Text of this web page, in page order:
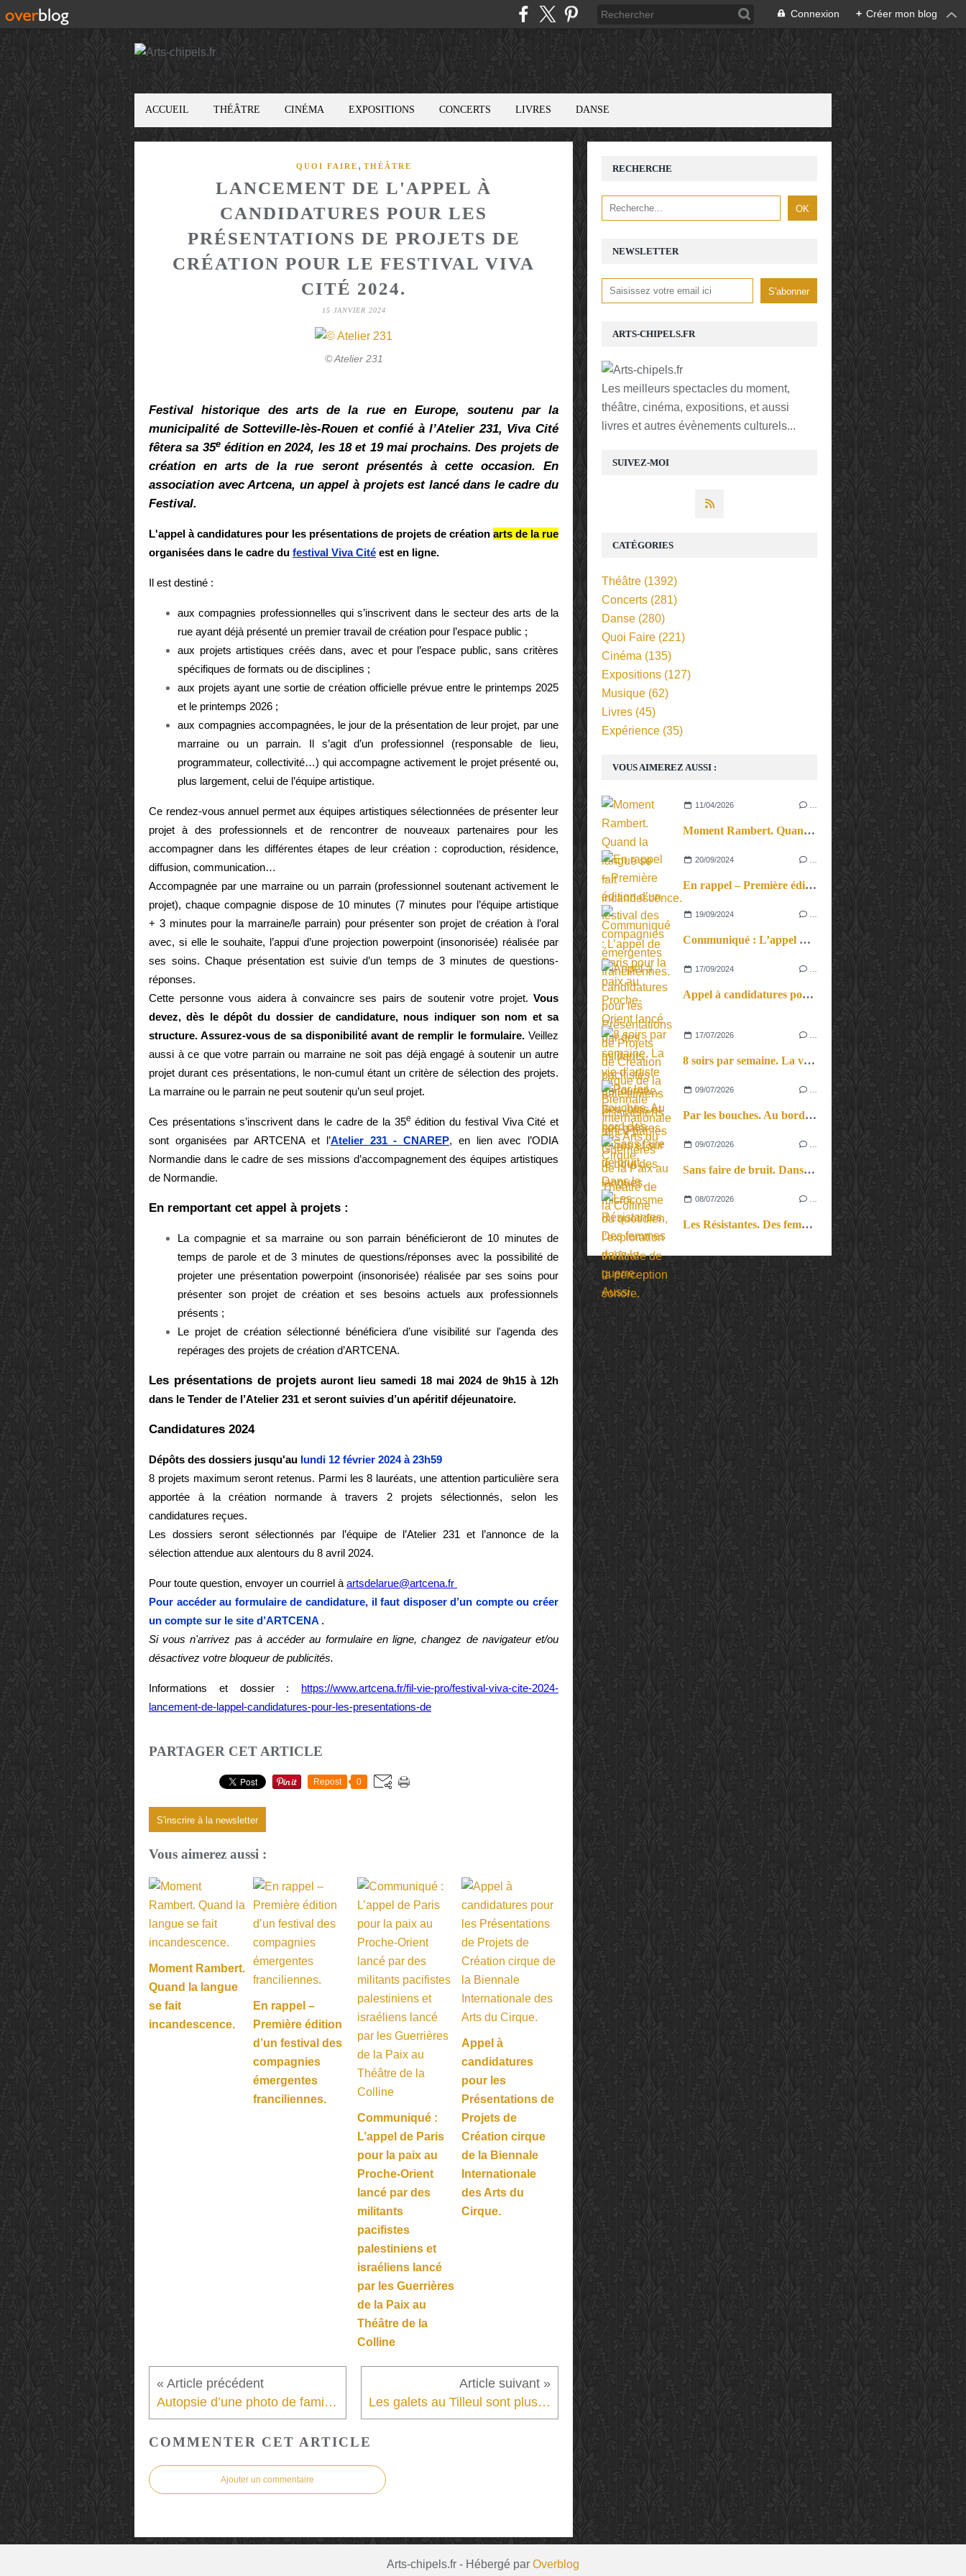
Connexion + Créer mon blog
ACCUEIL THÉÂTRE CINÉMA EXPOSITIONS CONCERTS LIVRES DANSE
QUOI FAIRE , THÉÂTRE
LANCEMENT DE L'APPEL À
CANDIDATURES POUR LES
PRÉSENTATIONS DE PROJETS DE
CRÉATION POUR LE FESTIVAL VIVA
CITÉ 2024.
15 JANVIER 2024
© Atelier 231
Festival historique des arts de la rue en Europe, soutenu par la
municipalité de Sotteville-lès-Rouen et confié à l’Atelier 231, Viva Cité
fêtera sa 35eédition en 2024, les 18 et 19 mai prochains. Des projets de
création en arts de la rue seront présentés à cette occasion. En
association avec Artcena, un appel à projets est lancé dans le cadre du
Festival.
L'appel à candidatures pour les présentations de projets de création arts de la rue
organisées dans le cadre du festival Viva Cité est en ligne.
Il est destiné :
aux compagnies professionnelles qui s’inscrivent dans le secteur des arts de la
rue ayant déjà présenté un premier travail de création pour l’espace public ;
aux projets artistiques créés dans, avec et pour l’espace public, sans critères
spécifiques de formats ou de disciplines ;
aux projets ayant une sortie de création officielle prévue entre le printemps 2025
et le printemps 2026 ;
aux compagnies accompagnées, le jour de la présentation de leur projet, par une
marraine ou un parrain. Il s’agit d’un professionnel (responsable de lieu,
programmateur, collectivité…) qui accompagne activement le projet présenté ou,
plus largement, celui de l’équipe artistique.
Ce rendez-vous annuel permet aux équipes artistiques sélectionnées de présenter leur
projet à des professionnels et de rencontrer de nouveaux partenaires pour les
accompagner dans les différentes étapes de leur création : coproduction, résidence,
diffusion, communication…
Accompagnée par une marraine ou un parrain (professionnel soutenant activement le
projet), chaque compagnie dispose de 10 minutes (7 minutes pour l’équipe artistique
+ 3 minutes pour la marraine/le parrain) pour présenter son projet de création à l’oral
avec, si elle le souhaite, l’appui d’une projection powerpoint (insonorisée) réalisée par
ses soins. Chaque présentation est suivie d’un temps de 3 minutes de questions-
réponses.
Cette personne vous aidera à convaincre ses pairs de soutenir votre projet. Vous
devez, dès le dépôt du dossier de candidature, nous indiquer son nom et sa
structure. Assurez-vous de sa disponibilité avant de remplir le formulaire.Veillez
aussi à ce que votre parrain ou marraine ne soit pas déjà engagé à soutenir un autre
projet durant ces présentations, le non-cumul étant un critère de sélection des projets.
La marraine ou le parrain ne peut soutenir qu’un seul projet.
Ces présentations s’inscrivent dans le cadre de la 35e édition du festival Viva Cité et
sont organisées par ARTCENA et l’Atelier 231 - CNAREP, en lien avec l’ODIA
Normandie dans le cadre de ses missions d’accompagnement des équipes artistiques
de Normandie.
En remportant cet appel à projets :
La compagnie et sa marraine ou son parrain bénéficieront de 10 minutes de
temps de parole et de 3 minutes de questions/réponses avec la possibilité de
projeter une présentation powerpoint (insonorisée) réalisée par ses soins pour
présenter son projet de création et ses besoins actuels aux professionnels
présents ;
Le projet de création sélectionné bénéficiera d’une visibilité sur l'agenda des
repérages des projets de création d’ARTCENA.
Les présentations de projets auront lieu samedi 18 mai 2024 de 9h15 à 12h
dans le Tender de l’Atelier 231 et seront suivies d’un apéritif déjeunatoire.
Candidatures 2024
Dépôts des dossiers jusqu'au lundi 12 février 2024 à 23h59
8 projets maximum seront retenus. Parmi les 8 lauréats, une attention particulière sera
apportée à la création normande à travers 2 projets sélectionnés, selon les
candidatures reçues.
Les dossiers seront sélectionnés par l’équipe de l’Atelier 231 et l’annonce de la
sélection attendue aux alentours du 8 avril 2024.
Pour toute question, envoyer un courriel à artsdelarue@artcena.fr
Pour accéder au formulaire de candidature, il faut disposer d’un compte ou créer
un compte sur le site d’ARTCENA .
Si vous n'arrivez pas à accéder au formulaire en ligne, changez de navigateur et/ou
désactivez votre bloqueur de publicités.
Informations et dossier : https://www.artcena.fr/fil-vie-pro/festival-viva-cite-2024-
lancement-de-lappel-candidatures-pour-les-presentations-de
PARTAGER CET ARTICLE
Repost 0
S'inscrire à la newsletter
Vous aimerez aussi :
Moment Rambert.
Quand la langue
se fait
incandescence.
En rappel –
Première édition
d’un festival des
compagnies
émergentes
franciliennes.
Communiqué :
L’appel de Paris
pour la paix au
Proche-Orient
lancé par des
militants
pacifistes
palestiniens et
israéliens lancé
par les Guerrières
de la Paix au
Théâtre de la
Colline
Appel à
candidatures
pour les
Présentations de
Projets de
Création cirque
de la Biennale
Internationale
des Arts du
Cirque.
Autopsie d’une photo de famille. Quand remonte à la surface de la conscience ce que notre passé refoulé a fait de nous. Les galets au Tilleul sont plus petits qu’au Havre – un comique de l’absurde associé à une vision critique des interactions humaines dans notre société – décapant !
COMMENTER CET ARTICLE
Ajouter un commentaire
NEWSLETTER
SUIVEZ-MOI
RECHERCHE
ARTS-CHIPELS.FR
Les meilleurs spectacles du moment,
théâtre, cinéma, expositions, et aussi
livres et autres évènements culturels...
VOUS AIMEREZ AUSSI :
11/04/2026
Moment Rambert. Quand la langue se fait incandescence.
20/09/2024
En rappel – Première édition d’un festival des compagnies émergentes franciliennes.
19/09/2024
Communiqué : L’appel de Paris pour la paix au Proche-Orient lancé par des militants pacifistes palestiniens et israéliens lancé par les Guerrières de la Paix au Théâtre de la Colline
17/09/2024
Appel à candidatures pour les Présentations de Projets de Création cirque de la Biennale Internationale des Arts du Cirque.
17/07/2026
8 soirs par semaine. La vie d’artiste en tournée. Ses joies et ses galères.
09/07/2026
Par les bouches. Au bord des lèvres et sur le bout des langues.
09/07/2026
Sans faire de bruit. Dans le microcosme du quotidien, l’exploration théâtrale de la perception sonore.
08/07/2026
Les Résistantes. Des femmes dans la guerre. Aussi.
CATÉGORIES
Théâtre (1392)
Concerts (281)
Danse (280)
Quoi Faire (221)
Cinéma (135)
Expositions (127)
Musique (62)
Livres (45)
Expérience (35)
Arts-chipels.fr - Hébergé par Overblog